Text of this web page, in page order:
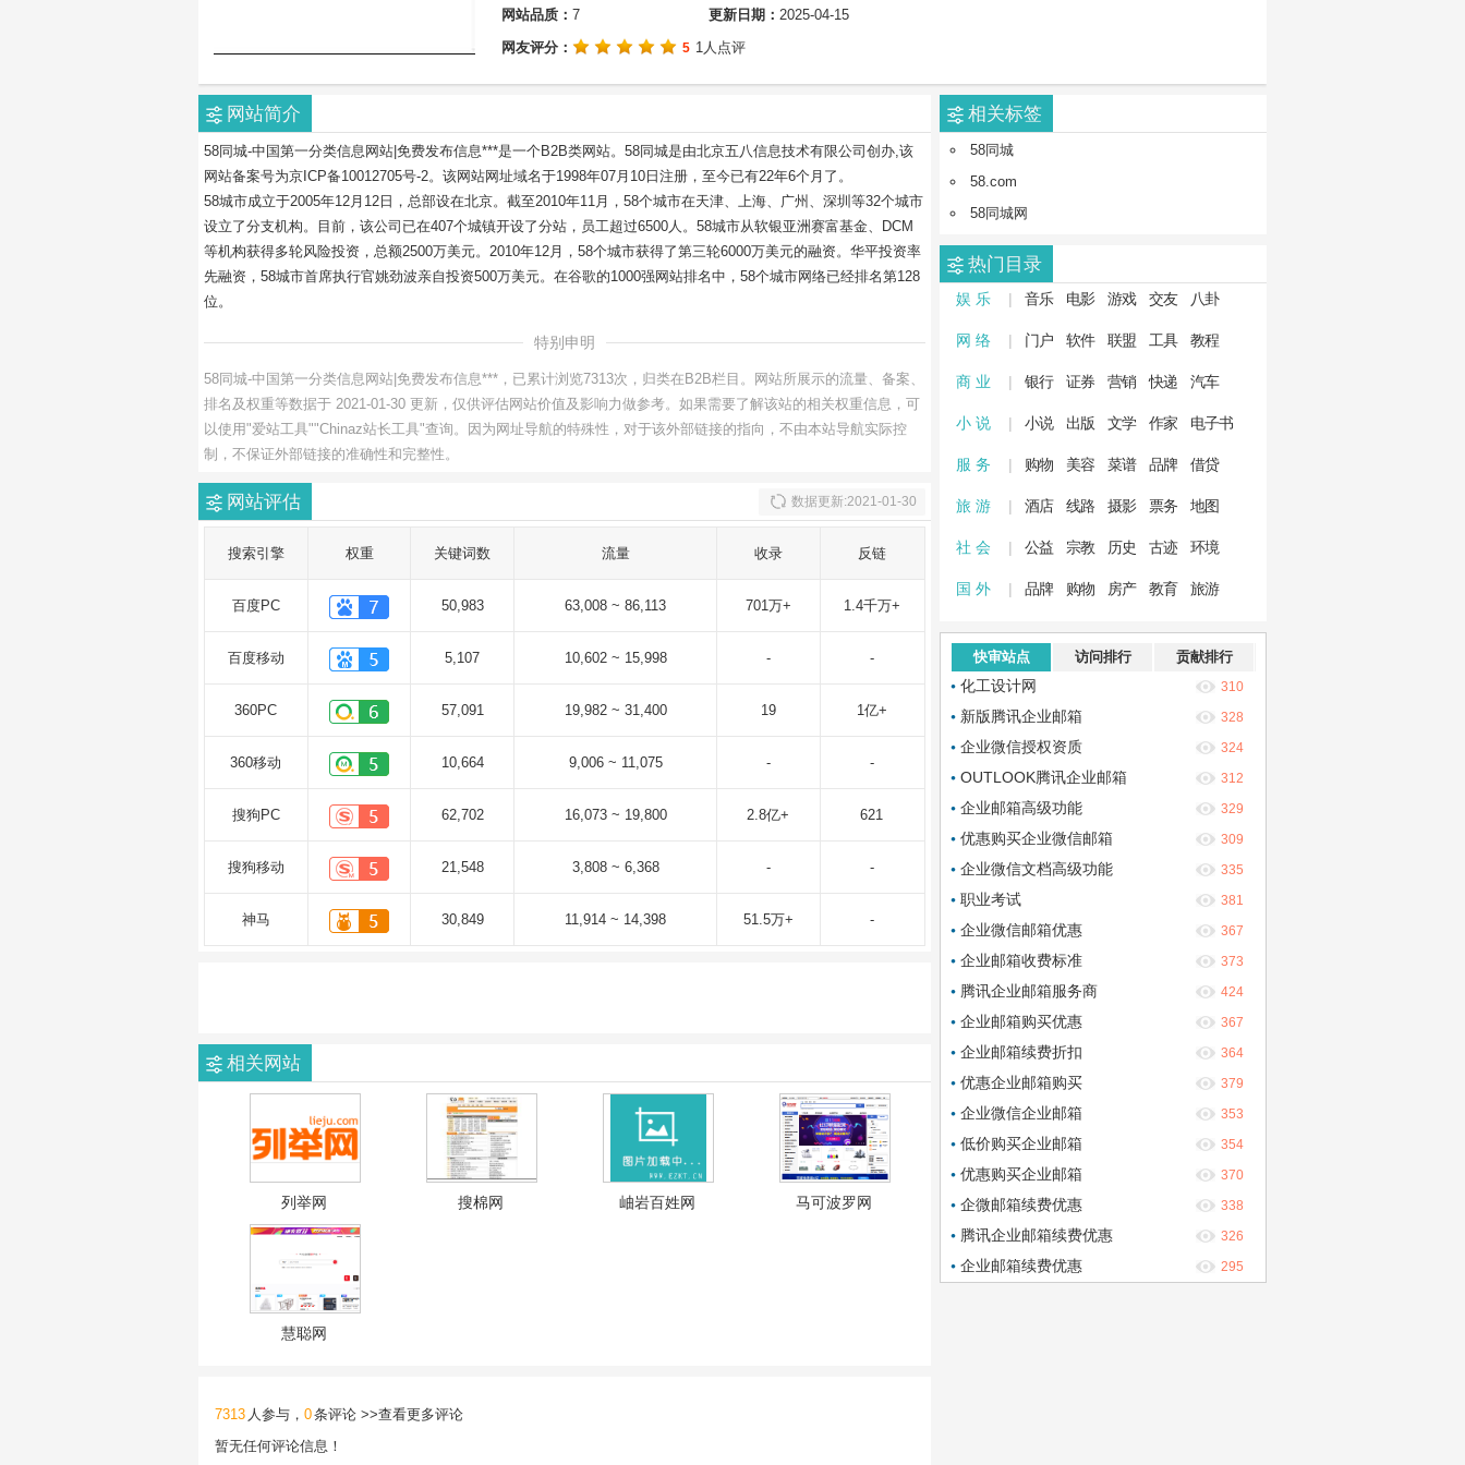
网站品质： 7 更新日期： 2025-04-15
网友评分：
5 1人点评
网站简介
58同城-中国第一分类信息网站|免费发布信息***是一个B2B类网站。58同城是由北京五八信息技术有限公司创办,该
网站备案号为京ICP备10012705号-2。该网站网址域名于1998年07月10日注册，至今已有22年6个月了。
58城市成立于2005年12月12日，总部设在北京。截至2010年11月，58个城市在天津、上海、广州、深圳等32个城市
设立了分支机构。目前，该公司已在407个城镇开设了分站，员工超过6500人。58城市从软银亚洲赛富基金、DCM
等机构获得多轮风险投资，总额2500万美元。2010年12月，58个城市获得了第三轮6000万美元的融资。华平投资率
先融资，58城市首席执行官姚劲波亲自投资500万美元。在谷歌的1000强网站排名中，58个城市网络已经排名第128
位。
特别申明
58同城-中国第一分类信息网站|免费发布信息***，已累计浏览7313次，归类在B2B栏目。网站所展示的流量、备案、
排名及权重等数据于 2021-01-30 更新，仅供评估网站价值及影响力做参考。如果需要了解该站的相关权重信息，可
以使用"爱站工具""Chinaz站长工具"查询。因为网址导航的特殊性，对于该外部链接的指向，不由本站导航实际控
制，不保证外部链接的准确性和完整性。
网站评估 数据更新:2021-01-30
搜索引擎 权重 关键词数 流量 收录 反链
百度PC 50,983 63,008 ~ 86,113 701万+ 1.4千万+
百度移动 5,107 10,602 ~ 15,998 - -
360PC 57,091 19,982 ~ 31,400 19 1亿+
360移动 10,664 9,006 ~ 11,075 - -
搜狗PC 62,702 16,073 ~ 19,800 2.8亿+ 621
搜狗移动 21,548 3,808 ~ 6,368 - -
神马 30,849 11,914 ~ 14,398 51.5万+ -
相关网站
列举网 搜棉网 岫岩百姓网 马可波罗网
慧聪网
7313 人参与， 0条评论 >>查看更多评论
暂无任何评论信息！
相关标签
58同城
58.com
58同城网
热门目录
娱 乐 音乐 电影 游戏 交友 八卦
网 络 门户 软件 联盟 工具 教程
商 业 银行 证券 营销 快递 汽车
小 说 小说 出版 文学 作家 电子书
服 务 购物 美容 菜谱 品牌 借贷
旅 游 酒店 线路 摄影 票务 地图
社 会 公益 宗教 历史 古迹 环境
国 外 品牌 购物 房产 教育 旅游
快审站点 访问排行 贡献排行
化工设计网 310
新版腾讯企业邮箱 328
企业微信授权资质 324
OUTLOOK腾讯企业邮箱 312
企业邮箱高级功能 329
优惠购买企业微信邮箱 309
企业微信文档高级功能 335
职业考试 381
企业微信邮箱优惠 367
企业邮箱收费标准 373
腾讯企业邮箱服务商 424
企业邮箱购买优惠 367
企业邮箱续费折扣 364
优惠企业邮箱购买 379
企业微信企业邮箱 353
低价购买企业邮箱 354
优惠购买企业邮箱 370
企微邮箱续费优惠 338
腾讯企业邮箱续费优惠 326
企业邮箱续费优惠 295